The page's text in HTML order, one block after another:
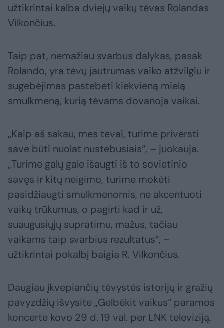
užtikrintai kalba dviejų vaikų tėvas Rolandas
Vilkončius.
Taip pat, nemažiau svarbus dalykas, pasak
Rolando, yra tėvų jautrumas vaiko atžvilgiu ir
sugebėjimas pastebėti kiekvieną mielą
smulkmeną, kurią tėvams dovanoja vaikai.
„Kaip aš sakau, mes tėvai, turime priversti
save būti nuolat nustebusiais“, – juokauja.
„Turime galų gale išaugti iš to sovietinio
savęs ir kitų neigimo, turime mokėti
pasidžiaugti smulkmenomis, ne akcentuoti
vaikų trūkumus, o pagirti kad ir už,
suaugusiųjų supratimu, mažus, tačiau
vaikams taip svarbius rezultatus“, –
užtikrintai pokalbį baigia R. Vilkončius.
Daugiau įkvepiančių tėvystės istorijų ir gražių
pavyzdžių išvysite „Gelbėkit vaikus“ paramos
koncerte kovo 29 d. 19 val. per LNK televiziją.